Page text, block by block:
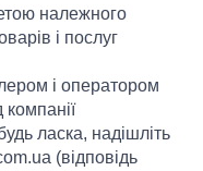
належного
і послуг
і оператором
ласка, надішліть
(відповідь